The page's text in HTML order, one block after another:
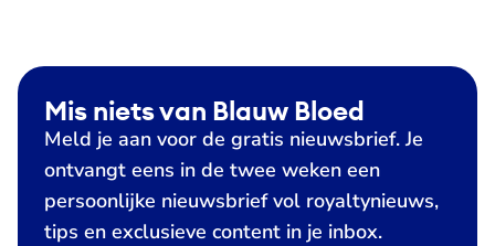
Mis niets van Blauw Bloed
Meld je aan voor de gratis nieuwsbrief. Je
ontvangt eens in de twee weken een
persoonlijke nieuwsbrief vol royaltynieuws,
tips en exclusieve content in je inbox.